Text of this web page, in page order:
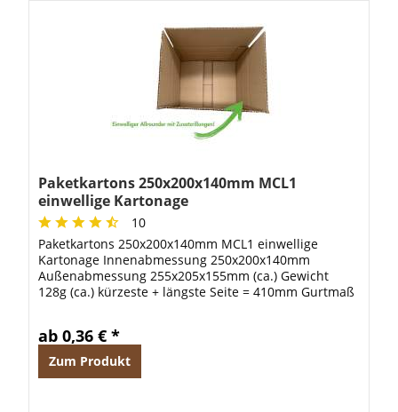
Paketkartons 250x200x140mm MCL1
einwellige Kartonage
10
Paketkartons 250x200x140mm MCL1 einwellige
Kartonage Innenabmessung 250x200x140mm
Außenabmessung 255x205x155mm (ca.) Gewicht
128g (ca.) kürzeste + längste Seite = 410mm Gurtmaß
ab 0,36 € *
Zum Produkt